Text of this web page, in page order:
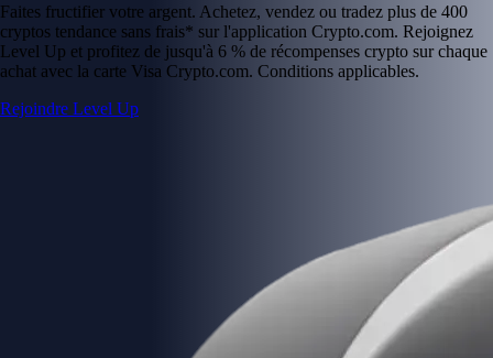
Faites fructifier votre argent. Achetez, vendez ou tradez plus de 400
cryptos tendance sans frais* sur l'application Crypto.com. Rejoignez
Level Up et profitez de jusqu'à 6 % de récompenses crypto sur chaque
achat avec la carte Visa Crypto.com. Conditions applicables.
Rejoindre Level Up